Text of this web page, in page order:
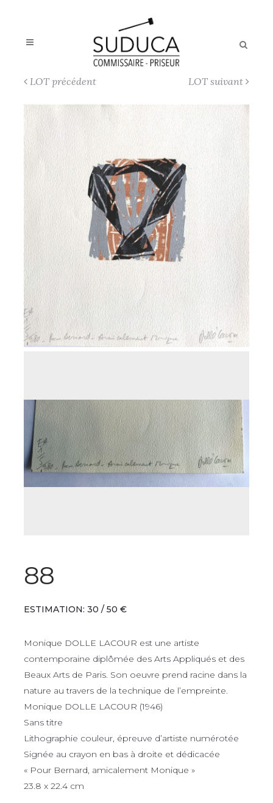
LOT précédent LOT suivant
88
ESTIMATION: 30 / 50 €
Monique DOLLE LACOUR est une artiste
contemporaine diplômée des Arts Appliqués et des
Beaux Arts de Paris. Son oeuvre prend racine dans la
nature au travers de la technique de l’empreinte.
Monique DOLLE LACOUR (1946)
Sans titre
Lithographie couleur, épreuve d’artiste numérotée
Signée au crayon en bas à droite et dédicacée
« Pour Bernard, amicalement Monique »
23.8 x 22.4 cm